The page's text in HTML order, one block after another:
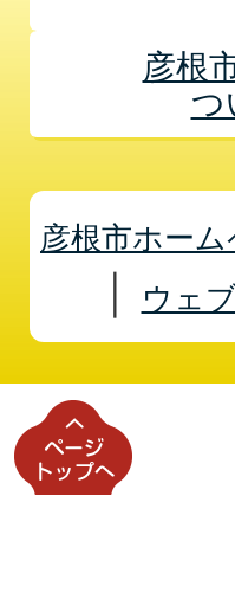
彦根
つ
彦根市ホー
ウェ